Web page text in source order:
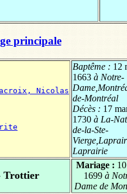
principale
Nicolas
Baptême : 12
1663 à Notre-
de-Montréal
Décès : 17
1730 à La-
de-la-Ste-
Laprairie
Trottier
Mariage :
1699 à
Dame de